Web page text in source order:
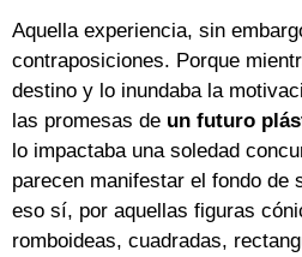
Aquella experiencia, sin
contraposiciones. Porque
destino y lo inundaba la
las promesas de un futuro
lo impactaba una soledad
parecen manifestar el fondo de
eso sí, por aquellas figuras
romboideas, cuadradas,